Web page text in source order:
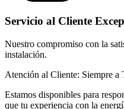
Servicio al Cliente
Nuestro compromiso con la
instalación.
Atención al Cliente: Siempre a
Estamos disponibles para
que tu experiencia con la